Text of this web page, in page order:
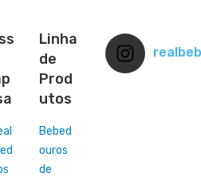
Linha
de
Prod
utos
Bebed
ouros
de